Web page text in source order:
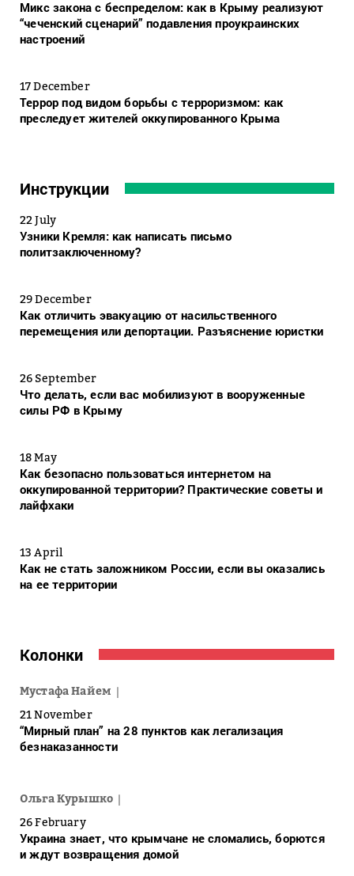
Микс закона с беспределом: как в Крыму реализуют
“чеченский сценарий” подавления проукраинских
настроений
17 December
Террор под видом борьбы с терроризмом: как
преследует жителей оккупированного Крыма
Инструкции
22 July
Узники Кремля: как написать письмо
политзаключенному?
29 December
Как отличить эвакуацию от насильственного
перемещения или депортации. Разъяснение юристки
26 September
Что делать, если вас мобилизуют в вооруженные
силы РФ в Крыму
18 May
Как безопасно пользоваться интернетом на
оккупированной территории? Практические советы и
лайфхаки
13 April
Как не стать заложником России, если вы оказались
на ее территории
Колонки
Мустафа Найем
21 November
“Мирный план” на 28 пунктов как легализация
безнаказанности
Ольга Курышко
26 February
Украина знает, что крымчане не сломались, борются
и ждут возвращения домой